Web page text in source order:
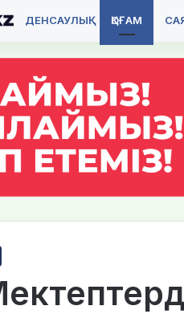
ДЕНСАУЛЫҚ ҚОҒАМ